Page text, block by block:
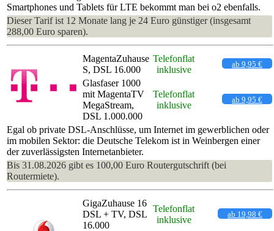
Smartphones und Tablets für LTE bekommt man bei o2 ebenfalls.
Dieser Tarif ist 12 Monate lang je 24 Euro günstiger (insgesamt
288,00 Euro sparen).
MagentaZuhause
S, DSL 16.000
Telefonflat
inklusive
ab 9,95 €
Glasfaser 1000
mit MagentaTV
MegaStream,
DSL 1.000.000
Telefonflat
inklusive
ab 9,95 €
Egal ob private DSL-Anschlüsse, um Internet im gewerblichen oder
im mobilen Sektor: die Deutsche Telekom ist in Weinbergen einer
der zuverlässigsten Internetanbieter.
Bis 31.08.2026 gibt es 100,00 Euro Routergutschrift (bei
Routermiete).
GigaZuhause 16
DSL + TV, DSL
16.000
Telefonflat
inklusive
ab 19,98 €